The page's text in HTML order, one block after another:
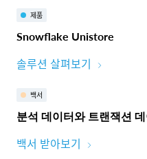
제품
Snowflake Unistore
솔루션 살펴보기
백서
분석 데이터와 트랜잭션
백서 받아보기